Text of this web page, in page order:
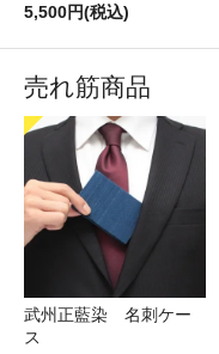
5,500円(税込)
売れ筋商品
武州正藍染 名刺ケー
ス